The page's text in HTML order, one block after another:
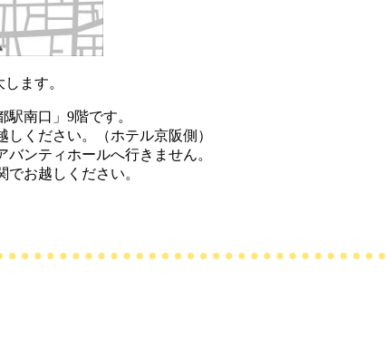
ます。
南口」9階です。
ください。（ホテル京阪側）
ンティホールへ行きません。
お越しください。